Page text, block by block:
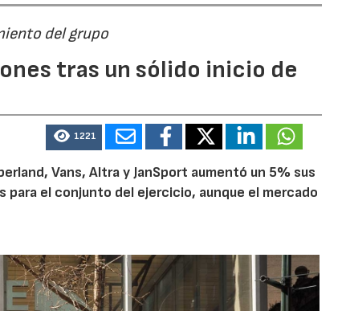
del grupo
tras un sólido inicio de
1221
Vans, Altra y JanSport aumentó un 5% sus
el conjunto del ejercicio, aunque el mercado